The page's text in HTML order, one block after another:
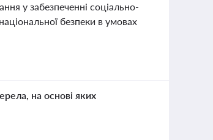
у забезпеченні соціально-
безпеки в умовах
на основі яких